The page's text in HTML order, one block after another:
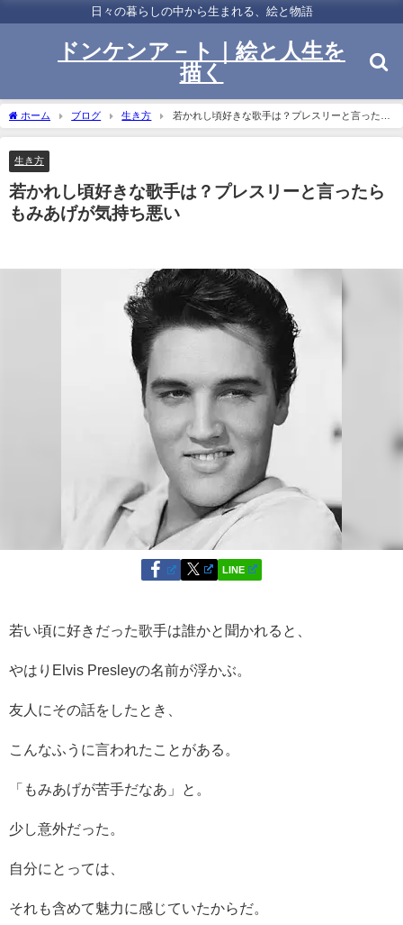
日々の暮らしの中から生まれる、絵と物語
ドンケンア－ト｜絵と人生を
描く
ホーム ブログ 生き方
若かれし頃好きな歌手は？プレスリーと言ったら
もみあげが気持ち悪い
生き方
若かれし頃好きな歌手は？プレスリーと言ったら
もみあげが気持ち悪い
LINE
若い頃に好きだった歌手は誰かと聞かれると、
やはりElvis Presleyの名前が浮かぶ。
友人にその話をしたとき、
こんなふうに言われたことがある。
「もみあげが苦手だなあ」と。
少し意外だった。
自分にとっては、
それも含めて魅力に感じていたからだ。